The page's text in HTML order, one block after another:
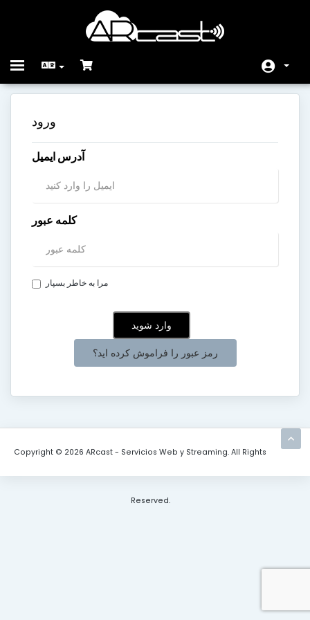
Toggle
Store
اخبار
مرکز آموزش
وضعیت شبکه
ورود
آدرس ایمیل
کلمه عبور
مرا به خاطر بسپار
رمز عبور را فراموش کرده اید؟
Copyright © 2026 ARcast - Servicios Web y Streaming. All Rights
Reserved.